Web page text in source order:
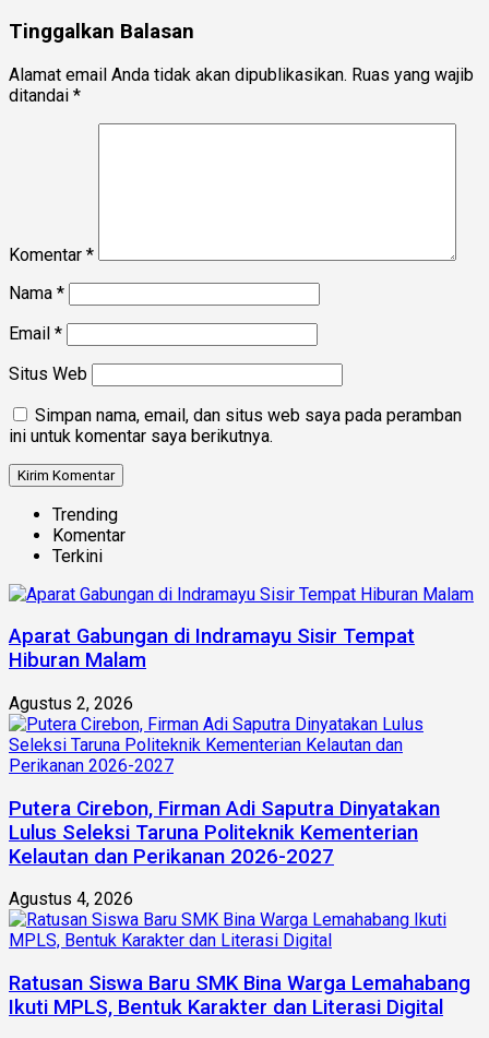
Tinggalkan Balasan
Alamat email Anda tidak akan dipublikasikan. Ruas yang wajib
ditandai *
Komentar *
Nama *
Email *
Situs Web
Simpan nama, email, dan situs web saya pada peramban
ini untuk komentar saya berikutnya.
Trending
Komentar
Terkini
Aparat Gabungan di Indramayu Sisir Tempat
Hiburan Malam
Agustus 2, 2026
Putera Cirebon, Firman Adi Saputra Dinyatakan
Lulus Seleksi Taruna Politeknik Kementerian
Kelautan dan Perikanan 2026-2027
Agustus 4, 2026
Ratusan Siswa Baru SMK Bina Warga Lemahabang
Ikuti MPLS, Bentuk Karakter dan Literasi Digital